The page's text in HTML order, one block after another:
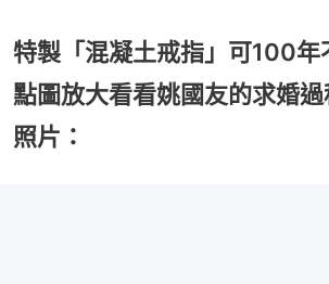
特製「混凝土戒指」可100
點圖放大看看姚國友的求婚
照片：